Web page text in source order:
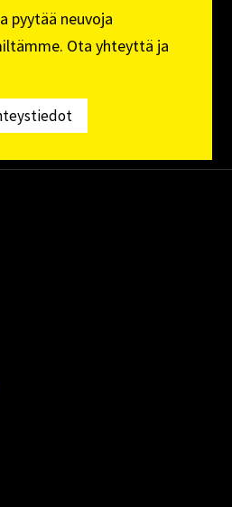
pyytää neuvoja
Ota yhteyttä ja